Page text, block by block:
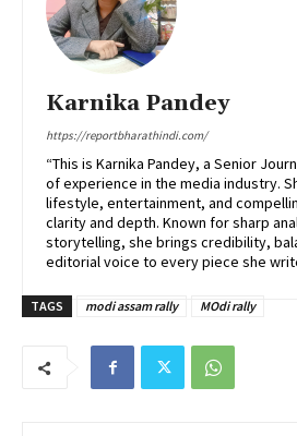
Karnika Pandey
https://reportbharathindi.com/
“This is Karnika Pandey, a Senior
of experience in the media industry.
lifestyle, entertainment, and
clarity and depth. Known for sharp
storytelling, she brings credibility,
editorial voice to every piece she
TAGS modi assam rally MOdi rally